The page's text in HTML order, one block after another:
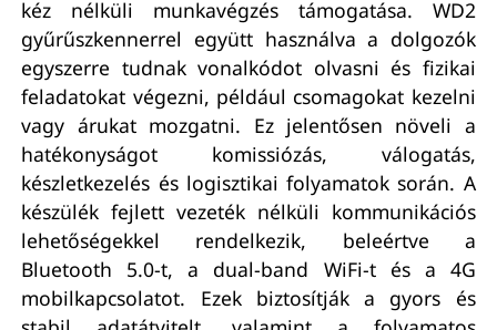
kéz nélküli munkavégzés támogatása. WD2
gyűrűszkennerrel együtt használva a dolgozók
egyszerre tudnak vonalkódot olvasni és fizikai
feladatokat végezni, például csomagokat kezelni
vagy árukat mozgatni. Ez jelentősen növeli a
hatékonyságot komissiózás, válogatás,
készletkezelés és logisztikai folyamatok során. A
készülék fejlett vezeték nélküli kommunikációs
lehetőségekkel rendelkezik, beleértve a
Bluetooth 5.0-t, a dual-band WiFi-t és a 4G
mobilkapcsolatot. Ezek biztosítják a gyors és